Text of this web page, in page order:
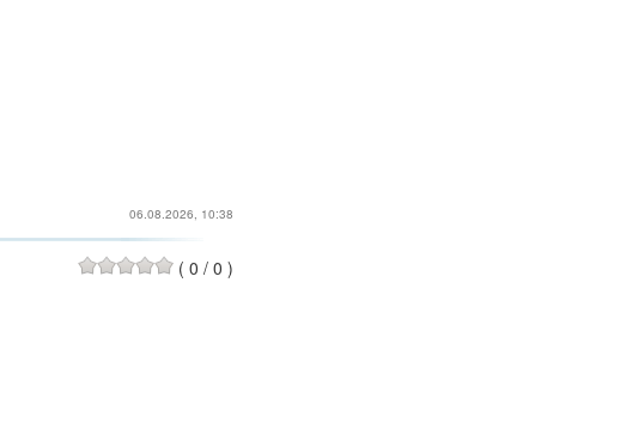
06.08.2026, 10:38
( 0 / 0 )